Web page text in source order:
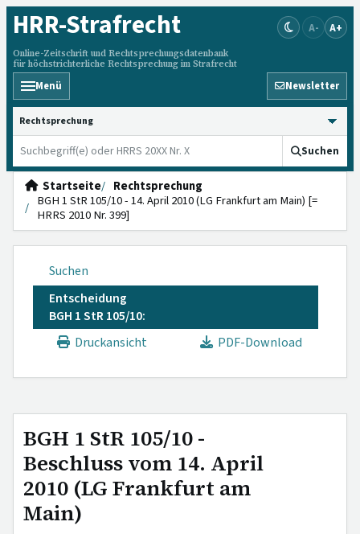
HRR-Strafrecht
Online-Zeitschrift und Rechtsprechungsdatenbank
für höchstrichterliche Rechtsprechung im Strafrecht
A- A+
Menü Newsletter
HRRS durchsuchen
Suchen
Startseite
Rechtsprechung
BGH 1 StR 105/10 - 14. April 2010 (LG Frankfurt am Main) [=
HRRS 2010 Nr. 399]
Suchen
Entscheidung
BGH 1 StR 105/10:
Druckansicht
PDF-Download
BGH 1 StR 105/10 -
Beschluss vom 14. April
2010 (LG Frankfurt am
Main)